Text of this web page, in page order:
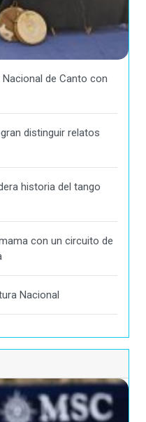
de Canto con
distinguir relatos
historia del tango
con un circuito de
Nacional